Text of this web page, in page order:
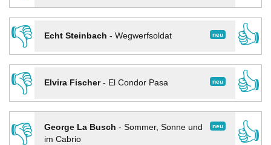
👎
neu
Echt Steinbach - Wegwerfsoldat
👍
👎
neu
Elvira Fischer- El Condor Pasa
👍
👎
neu
George La Busch - Sommer, Sonne und
im Cabrio
👍